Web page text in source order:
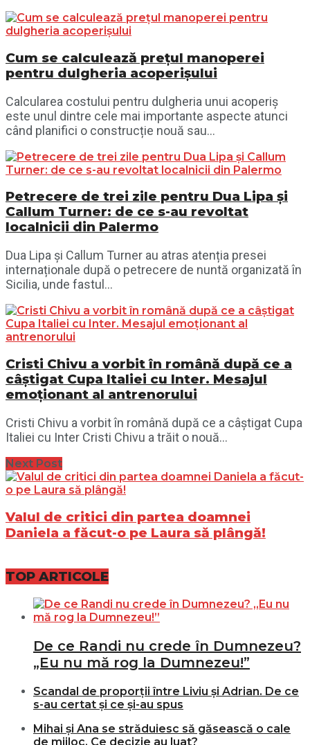
Cum se calculează prețul manoperei
pentru dulgheria acoperișului
Calcularea costului pentru dulgheria unui acoperiș
este unul dintre cele mai importante aspecte atunci
când planifici o construcție nouă sau...
Petrecere de trei zile pentru Dua Lipa și
Callum Turner: de ce s-au revoltat
localnicii din Palermo
Dua Lipa și Callum Turner au atras atenția presei
internaționale după o petrecere de nuntă organizată în
Sicilia, unde fastul...
Cristi Chivu a vorbit în română după ce a
câștigat Cupa Italiei cu Inter. Mesajul
emoționant al antrenorului
Cristi Chivu a vorbit în română după ce a câștigat Cupa
Italiei cu Inter Cristi Chivu a trăit o nouă...
Next Post
Valul de critici din partea doamnei
Daniela a făcut-o pe Laura să plângă!
TOP ARTICOLE
De ce Randi nu crede în Dumnezeu?
„Eu nu mă rog la Dumnezeu!”
Scandal de proporții între Liviu și Adrian. De ce
s-au certat și ce și-au spus
Mihai și Ana se străduiesc să găsească o cale
de mijloc. Ce decizie au luat?